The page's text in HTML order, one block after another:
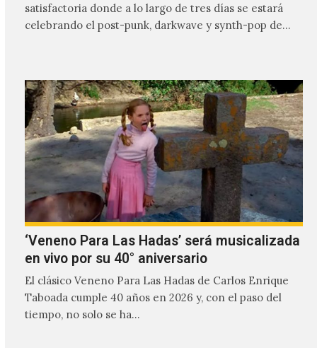
satisfactoria donde a lo largo de tres días se estará
celebrando el post-punk, darkwave y synth-pop de
‘Veneno Para Las Hadas’ será musicalizada
en vivo por su 40° aniversario
El clásico Veneno Para Las Hadas de Carlos Enrique
Taboada cumple 40 años en 2026 y, con el paso del
tiempo, no solo se ha…